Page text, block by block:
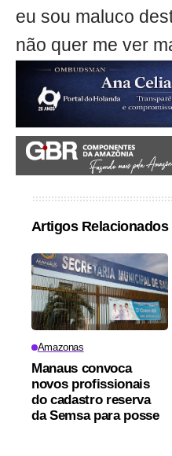
eu sou maluco
não quer me ver
Artigos Relacionados
Amazonas
Manaus convoca
novos profissionais
do cadastro reserva
da Semsa para posse